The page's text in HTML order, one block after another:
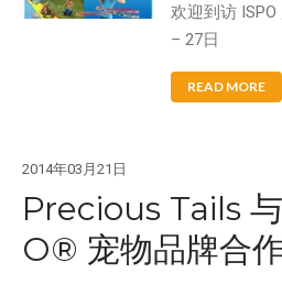
认
欢迎到访
– 27日
READ MORE
2014年03月21日
Precious Tails
O® 宠物品牌合